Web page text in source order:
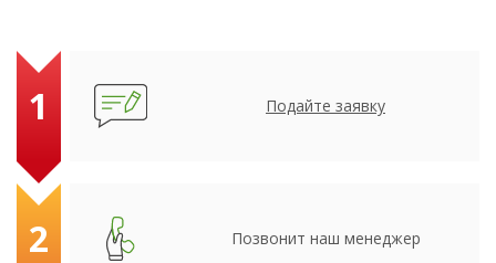
1 Подайте заявку
2 Позвонит наш менеджер